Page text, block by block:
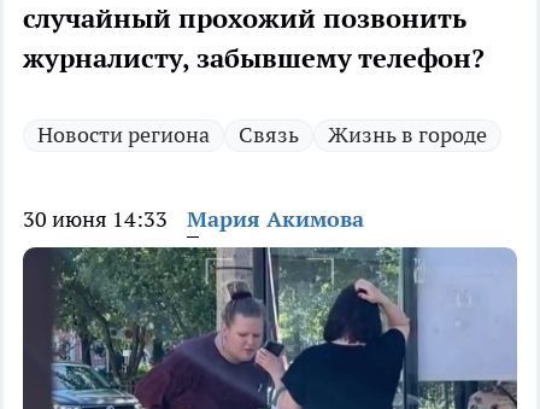
случайный прохожий позвонить
журналисту, забывшему телефон?
Новости региона Связь Жизнь в городе
30 июня 14:33 Мария Акимова